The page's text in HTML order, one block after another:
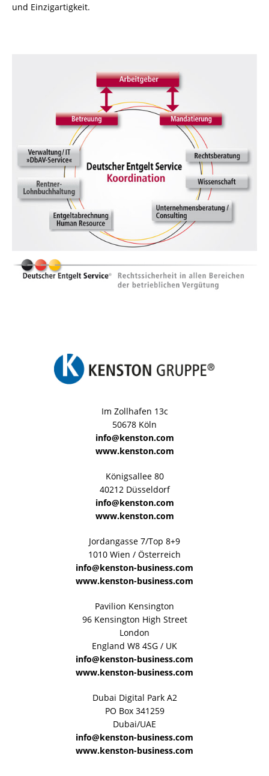
und Einzigartigkeit.
Im Zollhafen 13c
50678 Köln
info@kenston.com
www.kenston.com
Königsallee 80
40212 Düsseldorf
info@kenston.com
www.kenston.com
Jordangasse 7/Top 8+9
1010 Wien / Österreich
info@kenston-business.com
www.kenston-business.com
Pavilion Kensington
96 Kensington High Street
London
England W8 4SG / UK
info@kenston-business.com
www.kenston-business.com
Dubai Digital Park A2
PO Box 341259
Dubai/UAE
info@kenston-business.com
www.kenston-business.com